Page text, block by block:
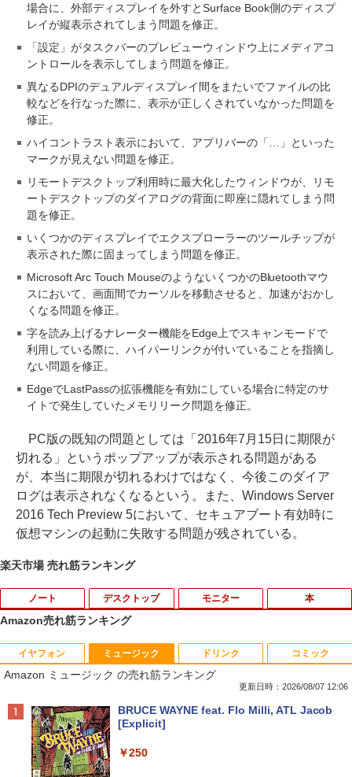
場合に、外部ディスプレイを外すとSurface Book側のディスプ
レイが縦表示されてしまう問題を修正。
「設定」がタスクバーのプレビューウィンドウ上にメディアコ
ントロールを表示してしまう問題を修正。
異なるDPIのデュアルディスプレイ間をまたいでファイルの比
較などを行なった際に、表示が正しくされていなかった問題を
修正。
ハイコントラスト表示において、アプリバーの「…」といった
マークが見えない問題を修正。
リモートデスクトップ利用時に最大化したウィンドウが、リモ
ートデスクトップのダイアログの背面に即座に隠れてしまう問
題を修正。
いくつかのディスプレイでエクスプローラーのツールチップが
表示された際に固まってしまう問題を修正。
Microsoft Arc Touch MouseのようないくつかのBluetoothマウ
スにおいて、画面間でカーソルを移動させると、加速がおかし
くなる問題を修正。
字を読み上げるナレーター機能をEdge上でスキャンモードで
利用している際に、ハイパーリンクが付いていることを指摘し
ない問題を修正。
EdgeでLastPassの拡張機能を有効にしている場合に特定のサ
イトで発生していたメモリリーク問題を修正。
PC版の既知の問題としては「2016年7月15日に期限が
切れる」というポップアップが表示される問題がある
が、本当に期限が切れるわけではなく、今後このダイア
ログは表示されなくなるという。また、Windows Server
2016 Tech Preview 5において、セキュアブート有効時に
仮想マシンの起動に失敗する問題が残されている。
楽天市場 売れ筋ランキング
ノート
1
8月5日限定10倍＆抽選10000P！｜高性
能ノートパソコン富士通 ライフブック A
579/749 Windows11 第八世代Corei5 1
D256GB DVD内蔵【カメラ、テンキー選
べる】ノートパソコン オフィス付き Mic
料無料
デスクトップ
1
【マラソンP5倍/10%オフクーポン】中古
ディスクトップパソコン Windows11 Of
fice付き デル Dell OptiPlex 3050 SFF
SD128GB/256GB DVD搭載 初期設定済
み 送料無料 保証付き
￥15,800
モニター
1
【公式・メーカー直販・送料無料】モニ
ター 新品 フルHD HP Series 3 Pro 322p
e 21.45インチFHDモニター IPS 21.5型
S5 Switch 3年保証 転送不可 (型番：AK2
F1UT）
￥11,280
本
1
ゼンリン住宅地図 B4判 東京都 東京都港
区 発行年月202604 13103011I
￥25,740
Amazon売れ筋ランキング
イヤフォン
Anker Soundcore P40i オフホワイト
ミュージック
Amazon ミュージック の売れ筋ランキング
更新日時：2026/08/07 12:06
BRUCE WAYNE feat. Flo Milli, ATL Jacob
[Explicit]
￥250
ドリンク コミック